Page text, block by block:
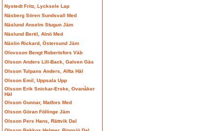
Nystedt Fritz, Lycksele Lap
Näsberg Sören Sundsvall Med
Näslund Anselm Stugun Jäm
Näslund Bertil, Alnö Med
Näslin Rickard, Östersund Jäm
Olovsson Bengt Robertsfors Väb
Olsson Anders Lill-Back, Galven Gäs
Olsson Tulpans Anders, Alfta Häl
Olsson Emil, Uppsala Upp
Olsson Erik Snickar-Erske, Ovanåker
Häl
Olsson Gunnar, Matfors Med
Olsson Göran Föllinge Jäm
Olsson Pers Hans, Rättvik Dal